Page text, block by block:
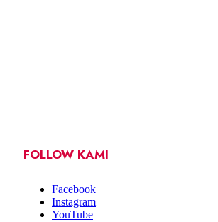
FOLLOW KAMI
Facebook
Instagram
YouTube